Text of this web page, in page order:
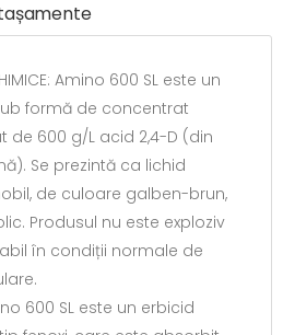
Amino 600 SL este un
formă de concentrat
de 600 g/L acid 2,4-D (din
Se prezintă ca lichid
de culoare galben-brun,
Produsul nu este exploziv
în condiții normale de
600 SL este un erbicid